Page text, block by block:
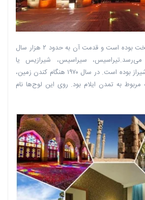
این شهر در سه دوره پایتخت بوده است و قدمت آن به حدود ۲ هزار سال
سیراسیس، شیرازیس یا
سیراجیس، نخستین نام شیراز بوده است. در سال ۱۹۷۰ هنگام کندن زمین،‌
به تمدن ایلام بود. روی این لوح‌ها نام